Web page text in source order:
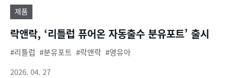
제품
락앤락, ‘리틀럽 퓨어온 자동출수 분유포트’ 출시
리틀럽 분유포트 락앤락
영유아
2026. 04. 27